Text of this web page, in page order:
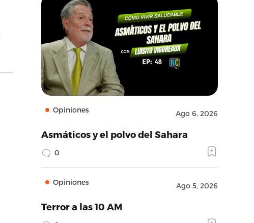
Opiniones Ago 6, 2026
Asmáticos y el polvo del Sahara
0
Opiniones Ago 5, 2026
Terror a las 10 AM